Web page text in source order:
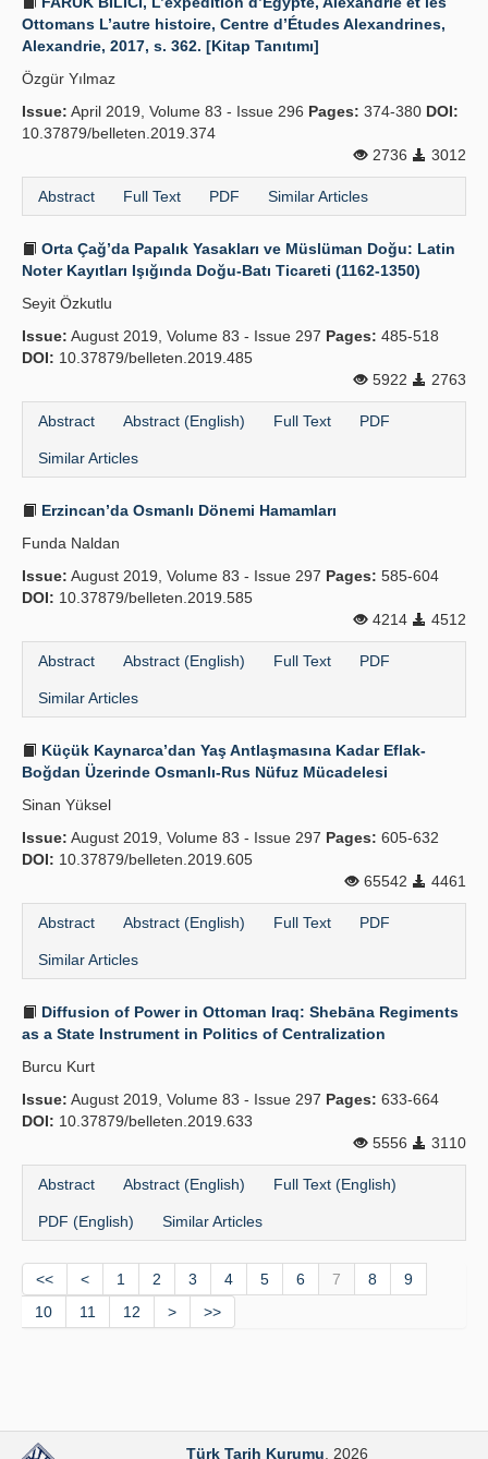
Ottomans L’autre histoire, Centre d’Études Alexandrines,
Alexandrie, 2017, s. 362. [Kitap Tanıtımı]
Özgür Yılmaz
Issue: April 2019, Volume 83 - Issue 296 Pages: 374-380 DOI:
10.37879/belleten.2019.374
2736
3012
Abstract Full Text PDF Similar Articles
Orta Çağ’da Papalık Yasakları ve Müslüman Doğu: Latin
Noter Kayıtları Işığında Doğu-Batı Ticareti (1162-1350)
Seyit Özkutlu
Issue: August 2019, Volume 83 - Issue 297 Pages: 485-518
DOI: 10.37879/belleten.2019.485
5922
2763
Abstract Abstract (English) Full Text PDF
Similar Articles
Erzincan’da Osmanlı Dönemi Hamamları
Funda Naldan
Issue: August 2019, Volume 83 - Issue 297 Pages: 585-604
DOI: 10.37879/belleten.2019.585
4214
4512
Abstract Abstract (English) Full Text PDF
Similar Articles
Küçük Kaynarca’dan Yaş Antlaşmasına Kadar Eflak-
Boğdan Üzerinde Osmanlı-Rus Nüfuz Mücadelesi
Sinan Yüksel
Issue: August 2019, Volume 83 - Issue 297 Pages: 605-632
DOI: 10.37879/belleten.2019.605
65542
4461
Abstract Abstract (English) Full Text PDF
Similar Articles
Diffusion of Power in Ottoman Iraq: Shebāna Regiments
as a State Instrument in Politics of Centralization
Burcu Kurt
Issue: August 2019, Volume 83 - Issue 297 Pages: 633-664
DOI: 10.37879/belleten.2019.633
5556
3110
Abstract Abstract (English) Full Text (English)
PDF (English) Similar Articles
<< < 1 2 3 4 5 6 7 8
9
10
11 12 > >>
Türk Tarih Kurumu . 2026